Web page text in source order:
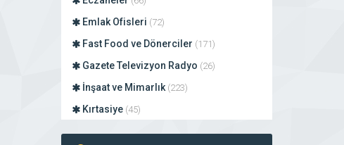
Emlak Ofisleri (72)
Fast Food ve Dönerciler (171)
Gazete Televizyon Radyo (26)
İnşaat ve Mimarlık (223)
Kırtasiye (45)
(179)